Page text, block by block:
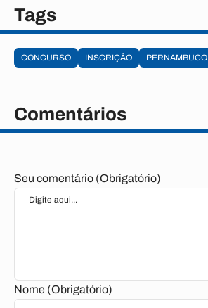
Tags
CONCURSO INSCRIÇÃO PERNAMBUCO
Comentários
Seu comentário (Obrigatório)
Nome (Obrigatório)